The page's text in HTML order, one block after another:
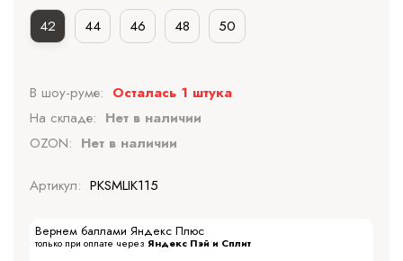
42
44 46 48 50
В шоу-руме: Осталась 1 штука
На складе: Нет в наличии
OZON: Нет в наличии
Артикул: PKSMLIK115
Вернем баллами Яндекс Плюс
только при оплате через Яндекс Пэй и Сплит